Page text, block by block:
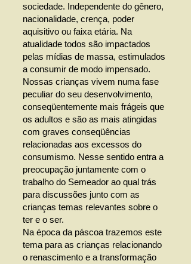
sociedade. Independente do gênero,
nacionalidade, crença, poder
aquisitivo ou faixa etária. Na
atualidade todos são impactados
pelas mídias de massa, estimulados
a consumir de modo impensado.
Nossas crianças vivem numa fase
peculiar do seu desenvolvimento,
conseqüentemente mais frágeis que
os adultos e são as mais atingidas
com graves conseqüências
relacionadas aos excessos do
consumismo. Nesse sentido entra a
preocupação juntamente com o
trabalho do Semeador ao qual trás
para discussões junto com as
crianças temas relevantes sobre o
ter e o ser.
Na época da páscoa trazemos este
tema para as crianças relacionando
o renascimento e a transformação